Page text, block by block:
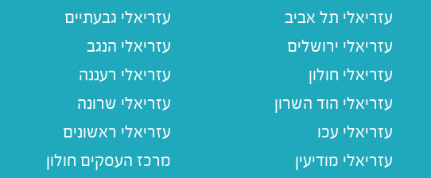
עזריאלי תל אביב
עזריאלי ירושלים
עזריאלי חולון
עזריאלי הוד השרון
עזריאלי עכו
עזריאלי מודיעין
עזריאלי גבעתיים
עזריאלי הנגב
עזריאלי רעננה
עזריאלי שרונה
עזריאלי ראשונים
מרכז העסקים חולון